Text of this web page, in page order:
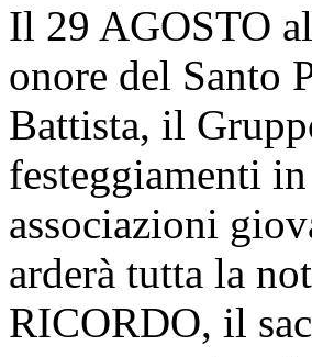
Il 29 AGOSTO
onore del Santo
Battista, il
festeggiamenti
associazioni
arderà tutta la
RICORDO, il